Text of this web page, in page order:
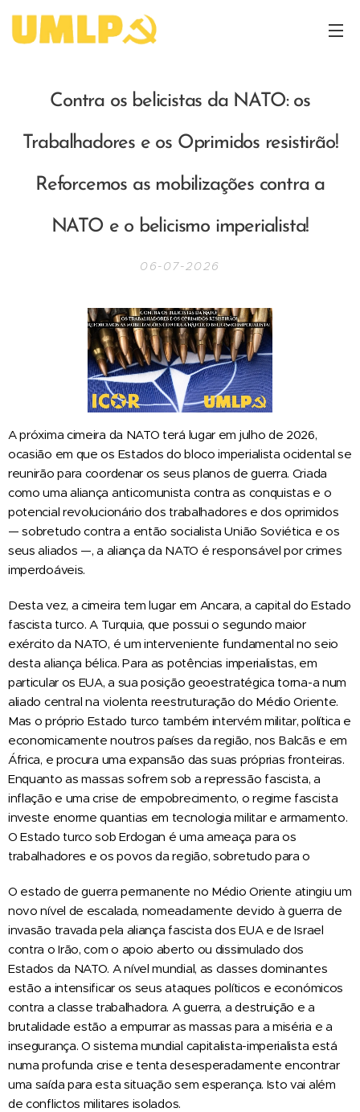
Contra os belicistas da NATO: os
Trabalhadores e os Oprimidos resistirão!
Reforcemos as mobilizações contra a
NATO e o belicismo imperialista!
06-07-2026
A próxima cimeira da NATO terá lugar em julho de 2026,
ocasião em que os Estados do bloco imperialista ocidental se
reunirão para coordenar os seus planos de guerra. Criada
como uma aliança anticomunista contra as conquistas e o
potencial revolucionário dos trabalhadores e dos oprimidos
— sobretudo contra a então socialista União Soviética e os
seus aliados —, a aliança da NATO é responsável por crimes
imperdoáveis.
Desta vez, a cimeira tem lugar em Ancara, a capital do Estado
fascista turco. A Turquia, que possui o segundo maior
exército da NATO, é um interveniente fundamental no seio
desta aliança bélica. Para as potências imperialistas, em
particular os EUA, a sua posição geoestratégica torna-a num
aliado central na violenta reestruturação do Médio Oriente.
Mas o próprio Estado turco também intervém militar, política e
economicamente noutros países da região, nos Balcãs e em
África, e procura uma expansão das suas próprias fronteiras.
Enquanto as massas sofrem sob a repressão fascista, a
inflação e uma crise de empobrecimento, o regime fascista
investe enorme quantias em tecnologia militar e armamento.
O Estado turco sob Erdogan é uma ameaça para os
trabalhadores e os povos da região, sobretudo para o
O estado de guerra permanente no Médio Oriente atingiu um
novo nível de escalada, nomeadamente devido à guerra de
invasão travada pela aliança fascista dos EUA e de Israel
contra o Irão, com o apoio aberto ou dissimulado dos
Estados da NATO. A nível mundial, as classes dominantes
estão a intensificar os seus ataques políticos e económicos
contra a classe trabalhadora. A guerra, a destruição e a
brutalidade estão a empurrar as massas para a miséria e a
insegurança. O sistema mundial capitalista-imperialista está
numa profunda crise e tenta desesperadamente encontrar
uma saída para esta situação sem esperança. Isto vai além
de conflictos militares isolados.